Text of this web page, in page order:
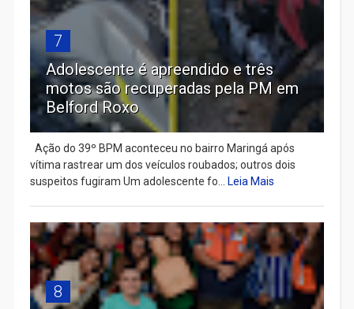
7
Adolescente é apreendido e três
motos são recuperadas pela PM em
Belford Roxo
Ação do 39º BPM aconteceu no bairro Maringá após
vítima rastrear um dos veículos roubados; outros dois
suspeitos fugiram Um adolescente fo...
Leia Mais
8